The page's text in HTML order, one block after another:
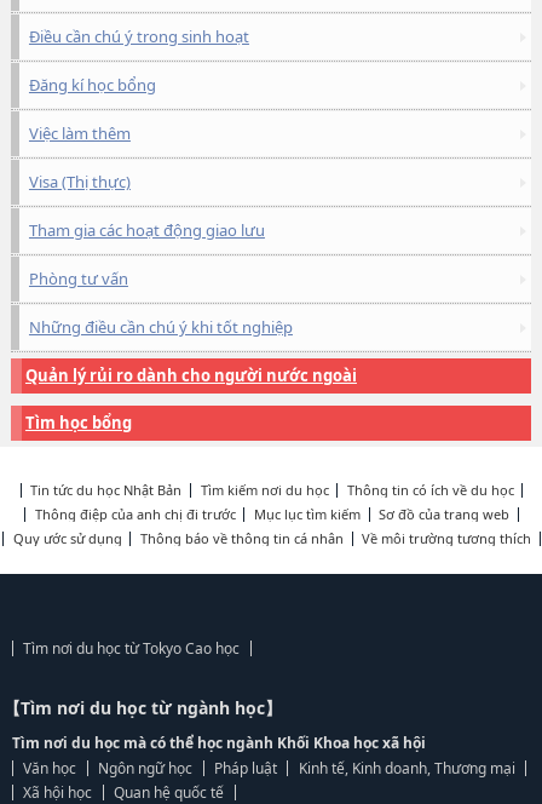
Điều cần chú ý trong sinh hoạt
Đăng kí học bổng
Việc làm thêm
Visa (Thị thực)
Tham gia các hoạt động giao lưu
Phòng tư vấn
Những điều cần chú ý khi tốt nghiệp
Quản lý rủi ro dành cho người nước ngoài
Tìm học bổng
Tin tức du học Nhật Bản Tìm kiếm nơi du học
Thông tin có ích về du học
Thông điệp của anh chị đi trước
Mục lục tìm kiếm
Sơ đồ của trang web
Quy ước sử dụng
Thông báo về thông tin cá nhân Về môi trường tương thích
Tìm nơi du học từ Tokyo Cao học
【Tìm nơi du học từ ngành học】
Tìm nơi du học mà có thể học ngành Khối Khoa học xã hội
Văn học
Ngôn ngữ học Pháp luật
Kinh tế, Kinh doanh, Thương mại
Xã hội học
Quan hệ quốc tế